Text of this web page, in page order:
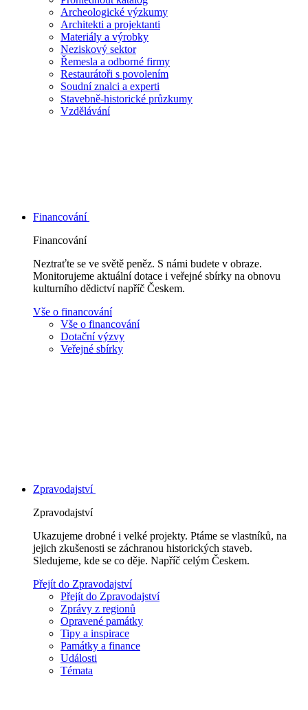
Archeologické výzkumy
Architekti a projektanti
Materiály a výrobky
Neziskový sektor
Řemesla a odborné firmy
Restaurátoři s povolením
Soudní znalci a experti
Stavebně-historické průzkumy
Vzdělávání
Financování
Financování
Neztraťte se ve světě peněz. S námi budete v obraze.
Monitorujeme aktuální dotace i veřejné sbírky na obnovu
kulturního dědictví napříč Českem.
Vše o financování
Vše o financování
Dotační výzvy
Veřejné sbírky
Zpravodajství
Zpravodajství
Ukazujeme drobné i velké projekty. Ptáme se vlastníků, na
jejich zkušenosti se záchranou historických staveb.
Sledujeme, kde se co děje. Napříč celým Českem.
Přejít do Zpravodajství
Přejít do Zpravodajství
Zprávy z regionů
Opravené památky
Tipy a inspirace
Památky a finance
Události
Témata